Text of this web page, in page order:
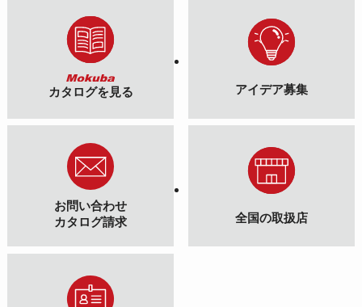
カタログを見る アイデア募集
お問い合わせ
カタログ請求
全国の取扱店